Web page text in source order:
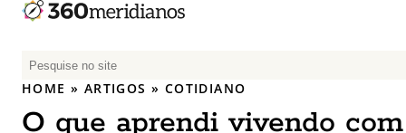
P
e
q
HOME » ARTIGOS » COTIDIANO
O que aprendi vivendo